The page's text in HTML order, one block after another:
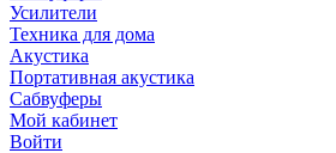
Усилители
Техника для дома
Акустика
Портативная акустика
Сабвуферы
Мой кабинет
Войти